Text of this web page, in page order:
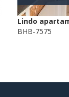
Lindo
BHB-7575